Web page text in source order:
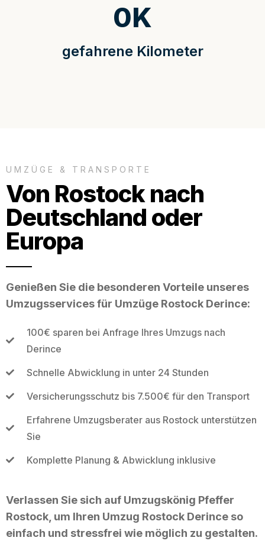
gefahrene Kilometer
0K
UMZÜGE & TRANSPORTE
Von Rostock nach
Deutschland oder
Europa
Genießen Sie die besonderen Vorteile unseres
Umzugsservices für Umzüge Rostock Derince:
100€ sparen bei Anfrage Ihres Umzugs nach
Derince
Schnelle Abwicklung in unter 24 Stunden
Versicherungsschutz bis 7.500€ für den Transport
Erfahrene Umzugsberater aus Rostock unterstützen
Sie
Komplette Planung & Abwicklung inklusive
Verlassen Sie sich auf Umzugskönig Pfeffer
Rostock, um Ihren Umzug Rostock Derince so
einfach und stressfrei wie möglich zu gestalten.